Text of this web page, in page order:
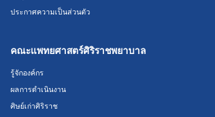
ประกาศความเป็นส่วนตัว
คณะแพทยศาสตร์ศิริราชพยาบาล
รู้จักองค์กร
ผลการดำเนินงาน
ศิษย์เก่าศิริราช